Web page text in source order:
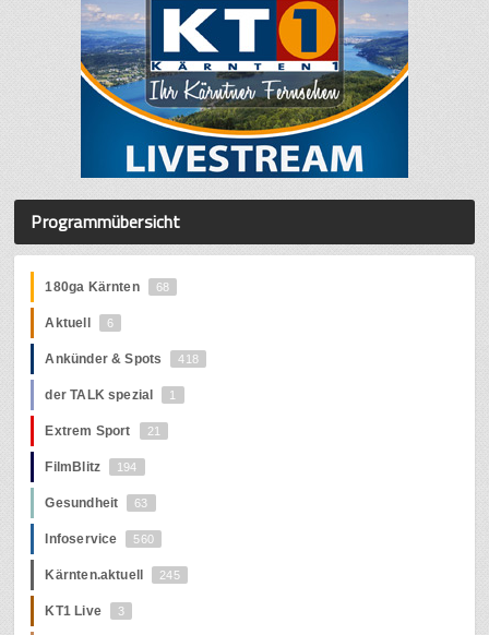
Programmübersicht
180ga Kärnten 68
Aktuell 6
Ankünder & Spots 418
der TALK spezial 1
Extrem Sport 21
FilmBlitz 194
Gesundheit 63
Infoservice 560
Kärnten.aktuell 245
KT1 Live 3